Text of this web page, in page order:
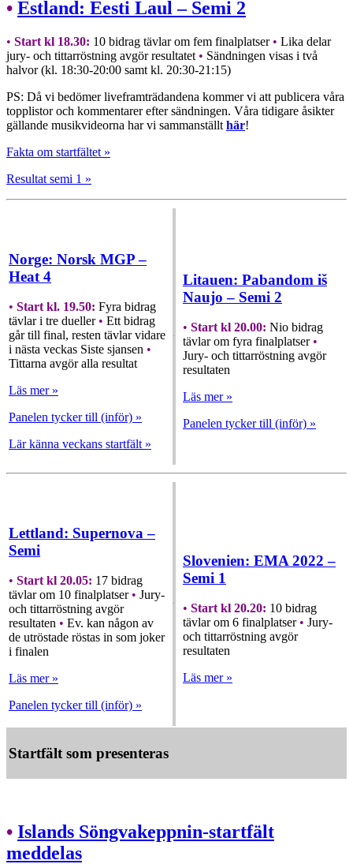
• Estland: Eesti Laul – Semi 2
• Start kl 18.30: 10 bidrag tävlar om fem finalplatser • Lika delar
jury- och tittarröstning avgör resultatet • Sändningen visas i två
halvor (kl. 18:30-20:00 samt kl. 20:30-21:15)
PS: Då vi bedömer liveframträdandena kommer vi att publicera våra
topplistor och kommentarer efter sändningen. Våra tidigare åsikter
gällande musikvideorna har vi sammanställt här!
Fakta om startfältet »
Resultat semi 1 »
Norge: Norsk MGP –
Heat 4
• Start kl. 19.50: Fyra bidrag
tävlar i tre dueller • Ett bidrag
går till final, resten tävlar vidare
i nästa veckas Siste sjansen •
Tittarna avgör alla resultat
Läs mer »
Panelen tycker till (inför) »
Lär känna veckans startfält »
Litauen: Pabandom iš
Naujo – Semi 2
• Start kl 20.00: Nio bidrag
tävlar om fyra finalplatser •
Jury- och tittarröstning avgör
resultaten
Läs mer »
Panelen tycker till (inför) »
Lettland: Supernova –
Semi
• Start kl 20.05: 17 bidrag
tävlar om 10 finalplatser • Jury-
och tittarröstning avgör
resultaten • Ev. kan någon av
de utröstade röstas in som joker
i finalen
Läs mer »
Panelen tycker till (inför) »
Slovenien: EMA 2022 –
Semi 1
• Start kl 20.20: 10 bidrag
tävlar om 6 finalplatser • Jury-
och tittarröstning avgör
resultaten
Läs mer »
Startfält som presenteras
• Islands Söngvakeppnin-startfält
meddelas